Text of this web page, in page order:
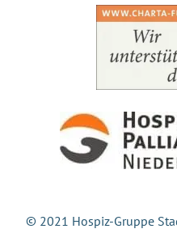
© 2021 Hospiz-Gruppe